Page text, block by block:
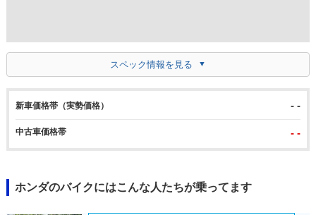
スペック情報を見る
新車価格帯（実勢価格） - -
中古車価格帯 - -
ホンダのバイクにはこんな人たちが乗ってます